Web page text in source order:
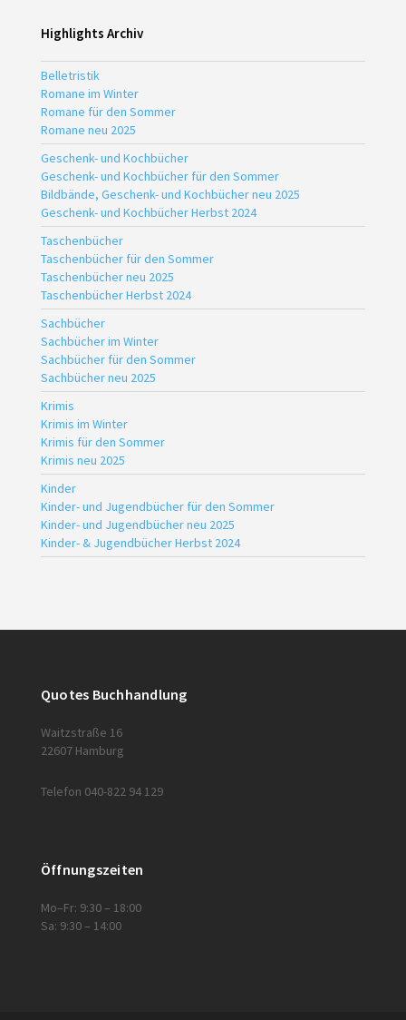
Highlights Archiv
Belletristik
Romane im Winter
Romane für den Sommer
Romane neu 2025
Geschenk- und Kochbücher
Geschenk- und Kochbücher für den Sommer
Bildbände, Geschenk- und Kochbücher neu 2025
Geschenk- und Kochbücher Herbst 2024
Taschenbücher
Taschenbücher für den Sommer
Taschenbücher neu 2025
Taschenbücher Herbst 2024
Sachbücher
Sachbücher im Winter
Sachbücher für den Sommer
Sachbücher neu 2025
Krimis
Krimis im Winter
Krimis für den Sommer
Krimis neu 2025
Kinder
Kinder- und Jugendbücher für den Sommer
Kinder- und Jugendbücher neu 2025
Kinder- & Jugendbücher Herbst 2024
Quotes Buchhandlung
Waitzstraße 16
22607 Hamburg
Telefon 040-822 94 129
Öffnungszeiten
Mo–Fr: 9:30 – 18:00
Sa: 9:30 – 14:00